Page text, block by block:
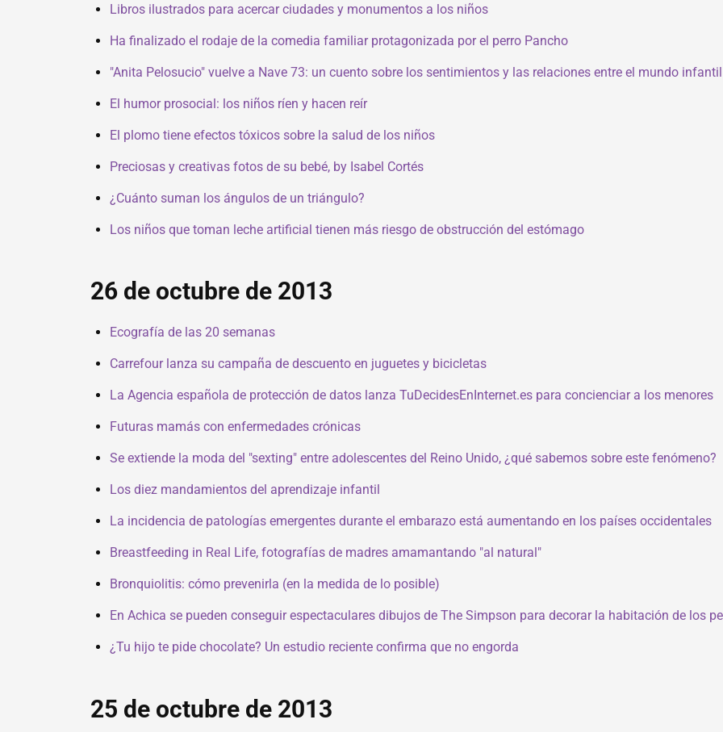
Libros ilustrados para acercar ciudades y monumentos a los niños
Ha finalizado el rodaje de la comedia familiar protagonizada por el perro Pancho
"Anita Pelosucio" vuelve a Nave 73: un cuento sobre los sentimientos y las relaciones entre el mundo
El humor prosocial: los niños ríen y hacen reír
El plomo tiene efectos tóxicos sobre la salud de los niños
Preciosas y creativas fotos de su bebé, by Isabel Cortés
¿Cuánto suman los ángulos de un triángulo?
Los niños que toman leche artificial tienen más riesgo de obstrucción del estómago
26 de octubre de 2013
Ecografía de las 20 semanas
Carrefour lanza su campaña de descuento en juguetes y bicicletas
La Agencia española de protección de datos lanza TuDecidesEnInternet.es para concienciar a los menores
Futuras mamás con enfermedades crónicas
Se extiende la moda del "sexting" entre adolescentes del Reino Unido, ¿qué sabemos sobre este fenómeno?
Los diez mandamientos del aprendizaje infantil
La incidencia de patologías emergentes durante el embarazo está aumentando en los países occidentales
Breastfeeding in Real Life, fotografías de madres amamantando "al natural"
Bronquiolitis: cómo prevenirla (en la medida de lo posible)
En Achica se pueden conseguir espectaculares dibujos de The Simpson para decorar la habitación de los
¿Tu hijo te pide chocolate? Un estudio reciente confirma que no engorda
25 de octubre de 2013